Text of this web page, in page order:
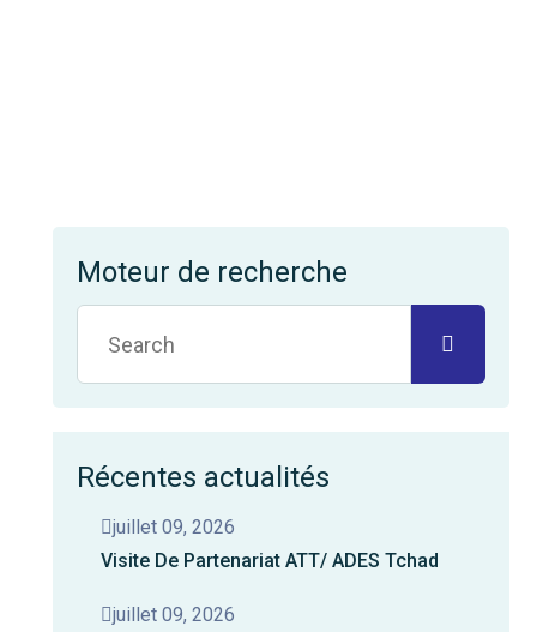
Moteur de recherche
Récentes actualités
juillet 09, 2026
Visite De Partenariat ATT/ ADES Tchad
juillet 09, 2026